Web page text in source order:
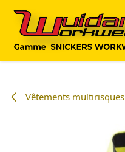
Vêtements multirisques